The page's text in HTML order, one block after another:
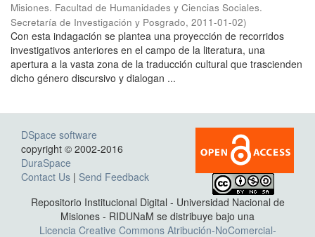
Misiones. Facultad de Humanidades y Ciencias Sociales.
Secretaría de Investigación y Posgrado, 2011-01-02)
Con esta indagación se plantea una proyección de recorridos
investigativos anteriores en el campo de la literatura, una
apertura a la vasta zona de la traducción cultural que trascienden
dicho género discursivo y dialogan ...
DSpace software
copyright © 2002-2016
DuraSpace
Contact Us | Send Feedback
Repositorio Institucional Digital - Universidad Nacional de
Misiones - RIDUNaM se distribuye bajo una
Licencia Creative Commons Atribución-NoComercial-